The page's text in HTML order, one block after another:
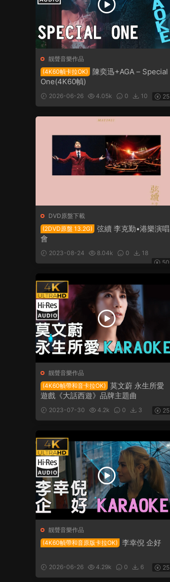
靓聲音樂作品
(4K60幀卡拉OK)
陳奕迅+AGA – Special
One(4K60幀)
2026-06-26 4.05k 0 10 25
DVD原盤下載
(2DVD原盤 13.2G)
弦續 李克勤•港樂演唱
會
2023-08-24 8.04k 0
18
50
靓聲音樂作品
(4K60幀帶和音卡拉OK)
莫文蔚 永生所愛
遊戲《大話西遊》品牌主題曲
2023-07-30 4.2k 0 3 25
靓聲音樂作品
(4K60幀帶和音原版卡拉OK)
李幸倪 企好
2026-06-26 4.29k 0 6 25